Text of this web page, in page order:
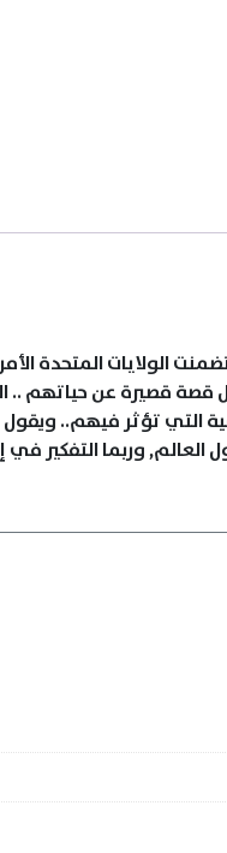
المتحدة
قصة قصيرة عن حياتهم
التي تؤثر فيهم..
العالم, وربما التفكير